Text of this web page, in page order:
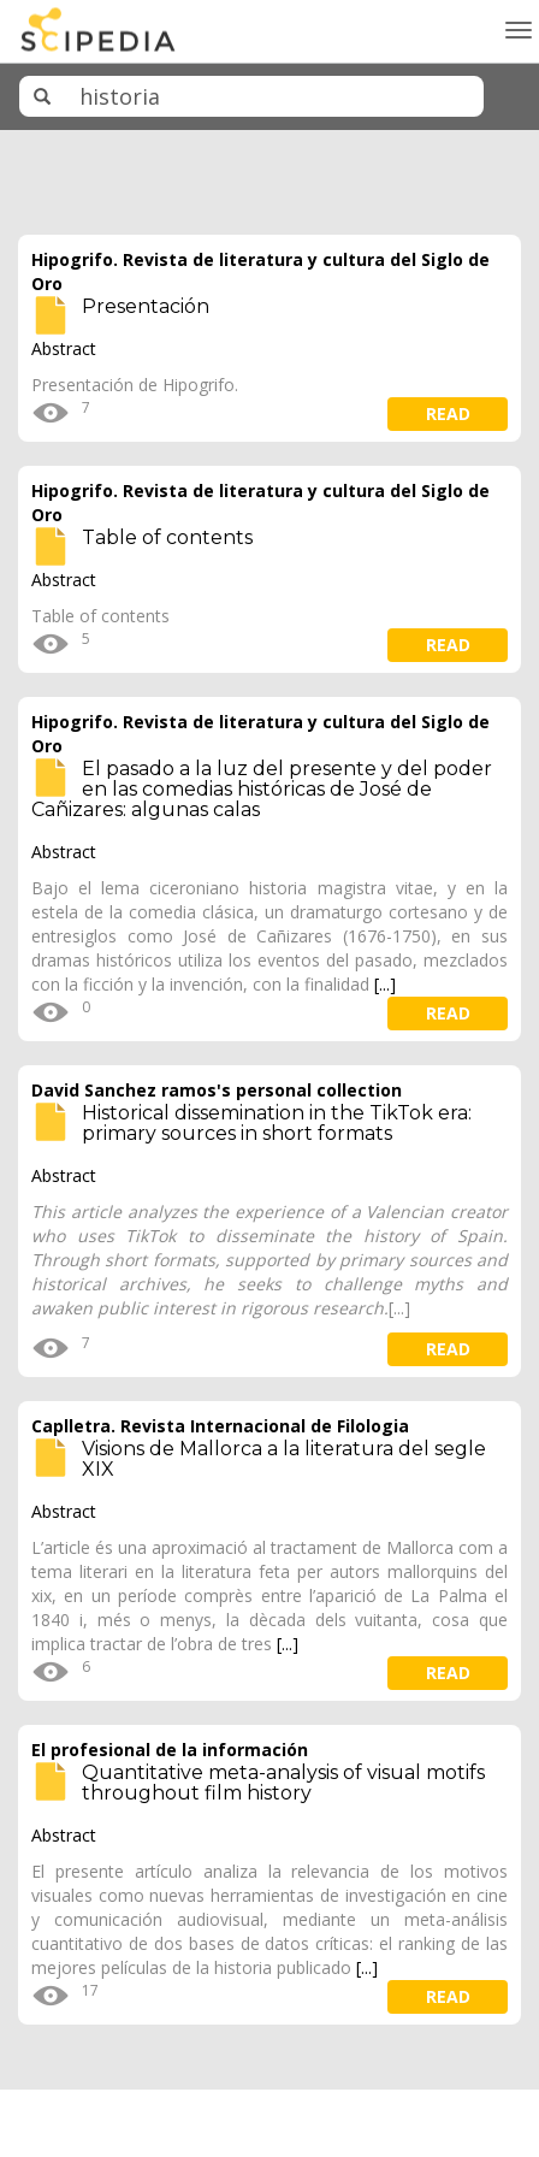
Hipogrifo. Revista de literatura y cultura del Siglo de
Oro
Presentación
Abstract
Presentación de Hipogrifo.
7 READ
Hipogrifo. Revista de literatura y cultura del Siglo de
Oro
Table of contents
Abstract
Table of contents
5 READ
Hipogrifo. Revista de literatura y cultura del Siglo de
Oro
El pasado a la luz del presente y del poder
en las comedias históricas de José de
Cañizares: algunas calas
Abstract
Bajo el lema ciceroniano historia magistra vitae, y en la
estela de la comedia clásica, un dramaturgo cortesano y de
entresiglos como José de Cañizares (1676-1750), en sus
dramas históricos utiliza los eventos del pasado, mezclados
con la ficción y la invención, con la finalidad [...]
0 READ
David Sanchez ramos's personal collection
Historical dissemination in the TikTok era:
primary sources in short formats
Abstract
This article analyzes the experience of a Valencian creator
who uses TikTok to disseminate the history of Spain.
Through short formats, supported by primary sources and
historical archives, he seeks to challenge myths and
awaken public interest in rigorous research.[...]
7 READ
Caplletra. Revista Internacional de Filologia
Visions de Mallorca a la literatura del segle
XIX
Abstract
L’article és una aproximació al tractament de Mallorca com a
tema literari en la literatura feta per autors mallorquins del
xix, en un període comprès entre l’aparició de La Palma el
1840 i, més o menys, la dècada dels vuitanta, cosa que
implica tractar de l’obra de tres [...]
6 READ
El profesional de la información
Quantitative meta-analysis of visual motifs
throughout film history
Abstract
El presente artículo analiza la relevancia de los motivos
visuales como nuevas herramientas de investigación en cine
y comunicación audiovisual, mediante un meta-análisis
cuantitativo de dos bases de datos críticas: el ranking de las
mejores películas de la historia publicado [...]
17 READ